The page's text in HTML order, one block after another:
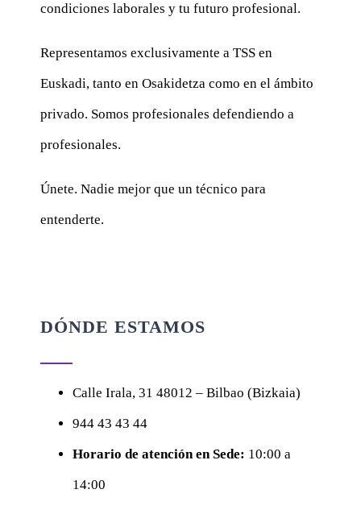
condiciones laborales y tu futuro profesional.
Representamos exclusivamente a TSS en
Euskadi, tanto en Osakidetza como en el ámbito
privado. Somos profesionales defendiendo a
profesionales.
Únete. Nadie mejor que un técnico para
entenderte.
DÓNDE ESTAMOS
Calle Irala, 31 48012 – Bilbao (Bizkaia)
944 43 43 44
Horario de atención en Sede: 10:00 a
14:00